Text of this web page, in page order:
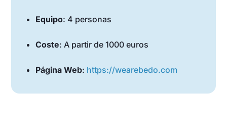
Equipo: 4 personas
Coste: A partir de 1000 euros
Página Web: https://wearebedo.com